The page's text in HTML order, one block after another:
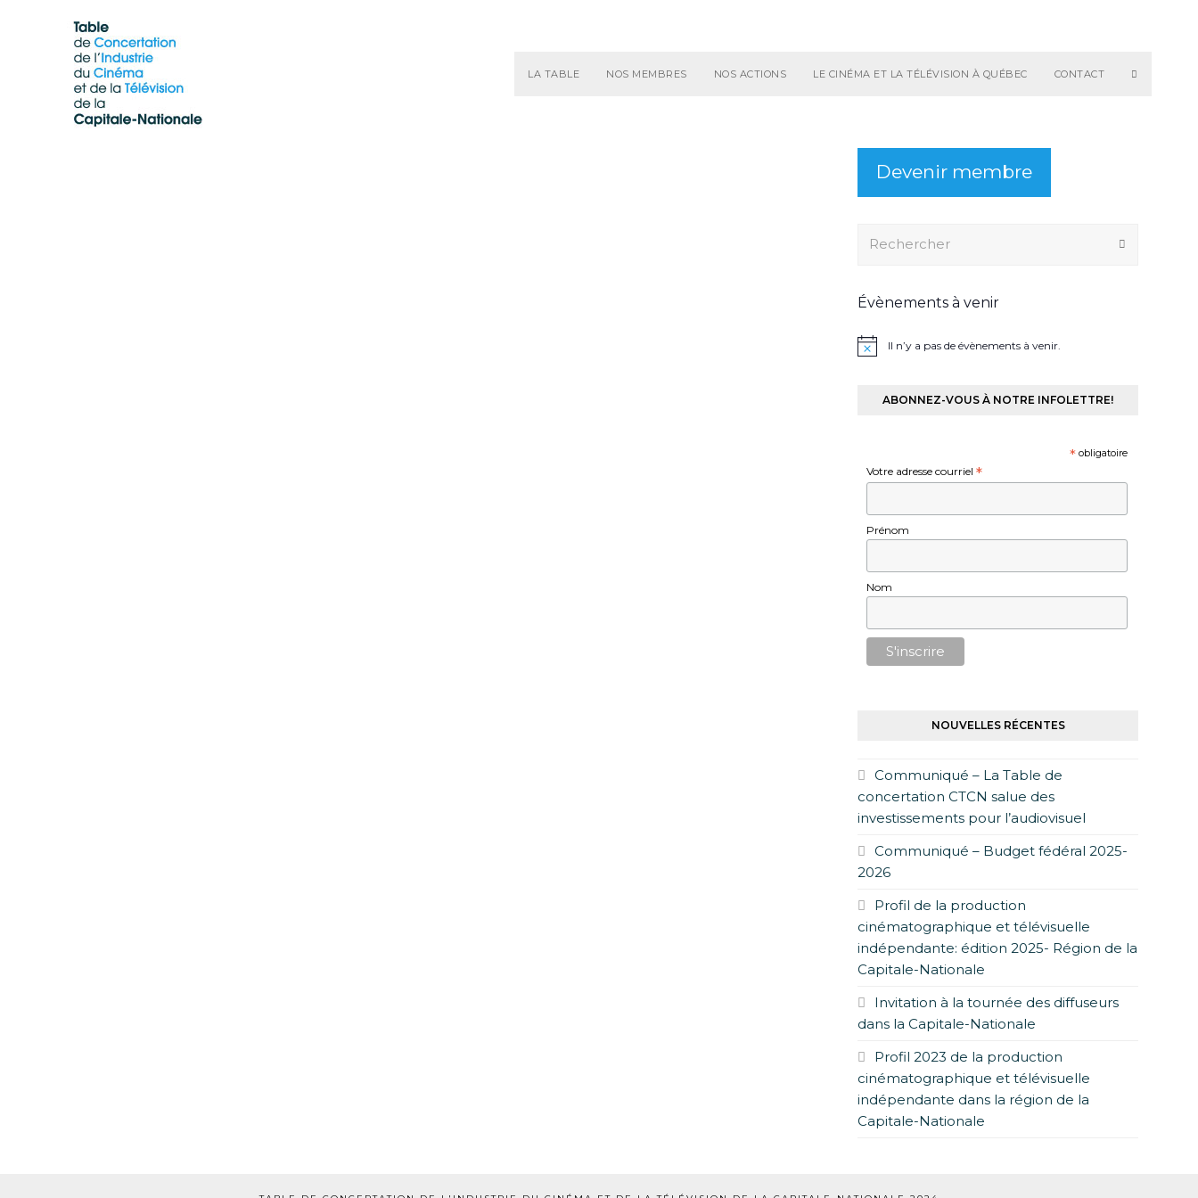
LA TABLE NOS MEMBRES NOS ACTIONS LE CINÉMA ET LA TÉLÉVISION À QUÉBEC CONTACT
Devenir membre
Envoyer
Évènements à venir
Il n’y a pas de évènements à venir.
ABONNEZ-VOUS À NOTRE INFOLETTRE!
*obligatoire
Votre adresse courriel *
Prénom
Nom
NOUVELLES RÉCENTES
Communiqué – La Table de
concertation CTCN salue des
investissements pour l’audiovisuel
Communiqué – Budget fédéral 2025-
2026
Profil de la production
cinématographique et télévisuelle
indépendante: édition 2025- Région de la
Capitale-Nationale
Invitation à la tournée des diffuseurs
dans la Capitale-Nationale
Profil 2023 de la production
cinématographique et télévisuelle
indépendante dans la région de la
Capitale-Nationale